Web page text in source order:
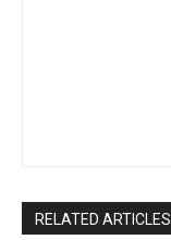
RELATED ARTICLES